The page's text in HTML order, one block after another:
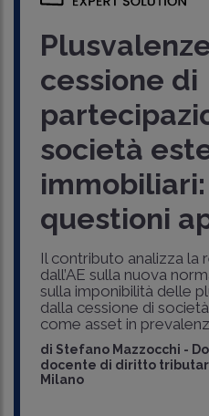
cessione di
società
questioni
Il contributo analizza la
dall’AE sulla nuova
sulla imponibilità delle
dalla cessione di
come asset in
di Stefano Mazzocchi -
docente di diritto
Milano